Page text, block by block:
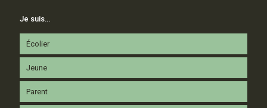
Je suis…
Écolier
Jeune
Parent